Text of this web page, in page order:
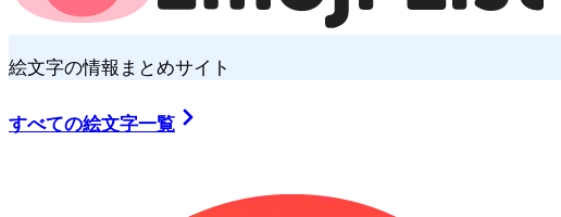
絵文字の情報まとめサイト
すべての絵文字一覧